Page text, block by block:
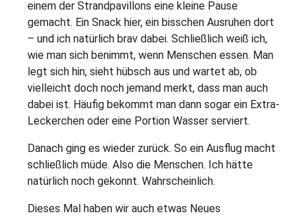
einem der Strandpavillons eine kleine Pause
gemacht. Ein Snack hier, ein bisschen Ausruhen dort
– und ich natürlich brav dabei. Schließlich weiß ich,
wie man sich benimmt, wenn Menschen essen. Man
legt sich hin, sieht hübsch aus und wartet ab, ob
vielleicht doch noch jemand merkt, dass man auch
dabei ist. Häufig bekommt man dann sogar ein Extra-
Leckerchen oder eine Portion Wasser serviert.
Danach ging es wieder zurück. So ein Ausflug macht
schließlich müde. Also die Menschen. Ich hätte
natürlich noch gekonnt. Wahrscheinlich.
Dieses Mal haben wir auch etwas Neues